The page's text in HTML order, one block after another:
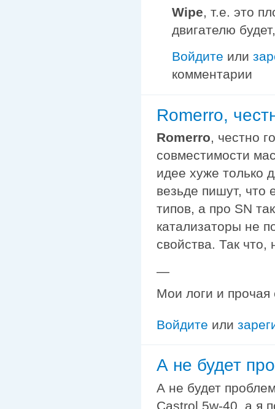
Wipe, т.е. это
двигателю
Войдите или
комментарии
Romerro,
Romerro, честно
совместимости
идее хуже только
везьде пишут, что
типов, а про SN
катализаторы не
свойства. Так
—
Мои логи и
Войдите или
А не будет
А не будет
Castrol 5w-40, а я